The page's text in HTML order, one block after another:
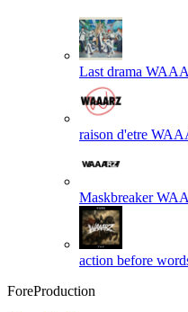
Last drama
raison d'etre
Maskbreaker
action before
ForeProduction